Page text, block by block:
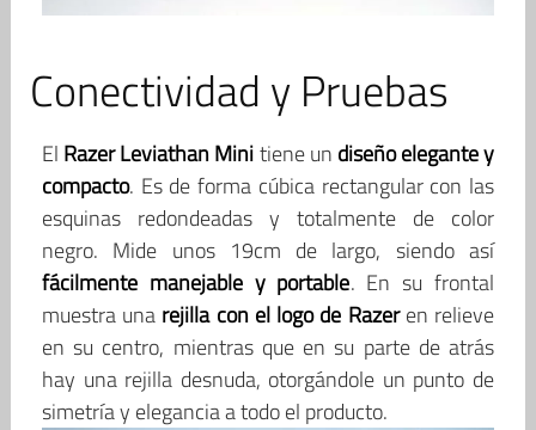
Conectividad y Pruebas
El Razer Leviathan Minitiene un diseño elegante y
compacto. Es de forma cúbica rectangular con las
esquinas redondeadas y totalmente de color
negro. Mide unos 19cm de largo, siendo así
fácilmente manejable y portable. En su frontal
muestra una rejilla con el logo de Razeren relieve
en su centro, mientras que en su parte de atrás
hay una rejilla desnuda, otorgándole un punto de
simetría y elegancia a todo el producto.